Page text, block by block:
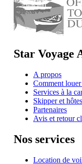
Star Voyage
A propos
Comment louer
Services à la
Skipper et
Partenaires
Avis et retour
Nos services
Location de